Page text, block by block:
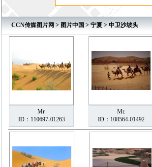
CCN传媒图片网 > 图片中国 > 宁夏 > 中卫沙坡头
Mr.
ID：110697-01263
Mr.
ID：108564-01492